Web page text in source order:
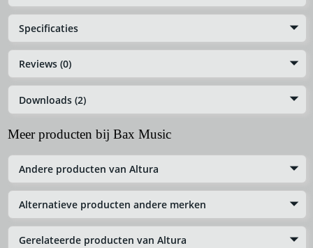
Specificaties
Reviews (0)
Downloads (2)
Meer producten bij Bax Music
Andere producten van Altura
Alternatieve producten andere merken
Gerelateerde producten van Altura